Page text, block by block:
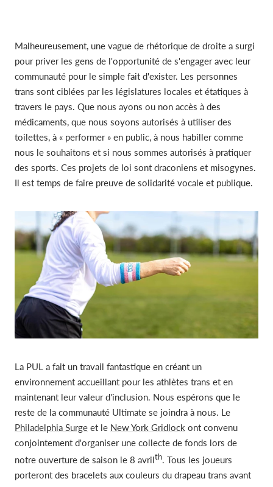
Malheureusement, une vague de rhétorique de droite a surgi
pour priver les gens de l'opportunité de s'engager avec leur
communauté pour le simple fait d'exister. Les personnes
trans sont ciblées par les législatures locales et étatiques à
travers le pays. Que nous ayons ou non accès à des
médicaments, que nous soyons autorisés à utiliser des
toilettes, à « performer » en public, à nous habiller comme
nous le souhaitons et si nous sommes autorisés à pratiquer
des sports. Ces projets de loi sont draconiens et misogynes.
Il est temps de faire preuve de solidarité vocale et publique.
La PUL a fait un travail fantastique en créant un
environnement accueillant pour les athlètes trans et en
maintenant leur valeur d'inclusion. Nous espérons que le
reste de la communauté Ultimate se joindra à nous. Le
Philadelphia Surge et le New York Gridlock ont convenu
conjointement d'organiser une collecte de fonds lors de
notre ouverture de saison le 8 avrilth. Tous les joueurs
porteront des bracelets aux couleurs du drapeau trans avant